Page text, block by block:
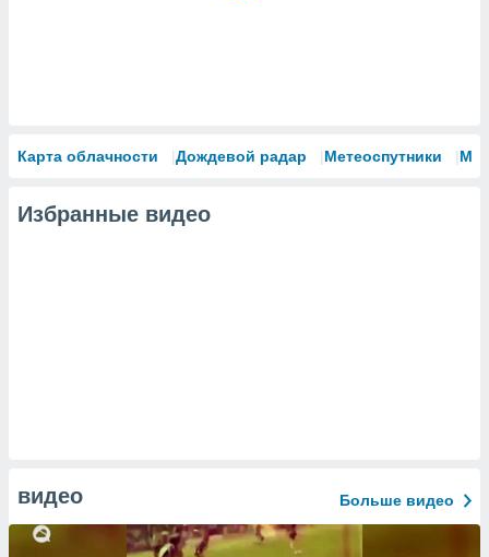
Карта облачности Дождевой радар Метеоспутники
Избранные видео
видео Больше видео